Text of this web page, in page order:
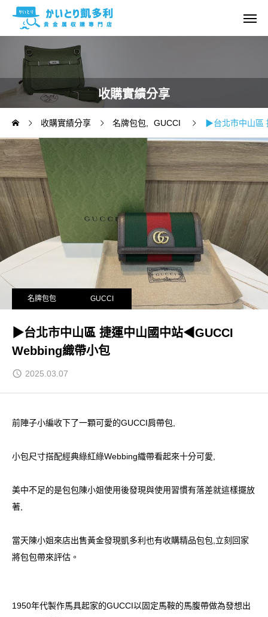
收購實績分享
收購實績分享 名牌包包 GUCCI ▶台北市中山區
名牌包包 GUCCI
▶台北市中山區 捷運中山國中站◀GUCCI
Webbing織帶小包
2025.03.07
前陣子小編收下了一顆可愛的GUCCI肩帶包,
小包尺寸搭配經典綠紅綠Webbing織帶看起來十分可愛,
美中不足的是包包陳小姐使用後發現與使用習慣有落差就這樣擺放
著,
當天陳小姐來店出售黃金發現凱多利也有收購精品包包,立刻回家
將包包帶來評估。
1950年代製作馬具起家的GUCCI以固定馬鞍的馬腹帶做為發想出